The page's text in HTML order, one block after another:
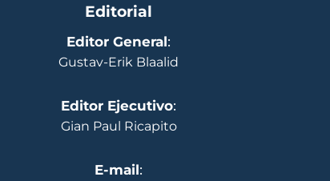
Editorial
Editor General:
Gustav-Erik Blaalid
Editor Ejecutivo:
Gian Paul Ricapito
E-mail: